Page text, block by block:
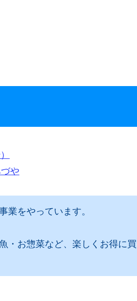
や
業をやっています。
・お惣菜など、楽しくお得に